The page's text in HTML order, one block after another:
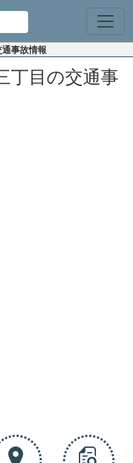
事故情報
丁目の交通事